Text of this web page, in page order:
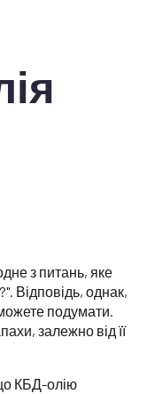
з питань, яке
Відповідь, однак,
подумати.
залежно від її
КБД-олію